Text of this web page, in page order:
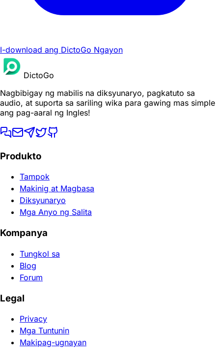
I-download ang DictoGo Ngayon
DictoGo
Nagbibigay ng mabilis na diksyunaryo, pagkatuto sa
audio, at suporta sa sariling wika para gawing mas simple
ang pag-aaral ng Ingles!
Produkto
Tampok
Makinig at Magbasa
Diksyunaryo
Mga Anyo ng Salita
Kompanya
Tungkol sa
Blog
Forum
Legal
Privacy
Mga Tuntunin
Makipag-ugnayan